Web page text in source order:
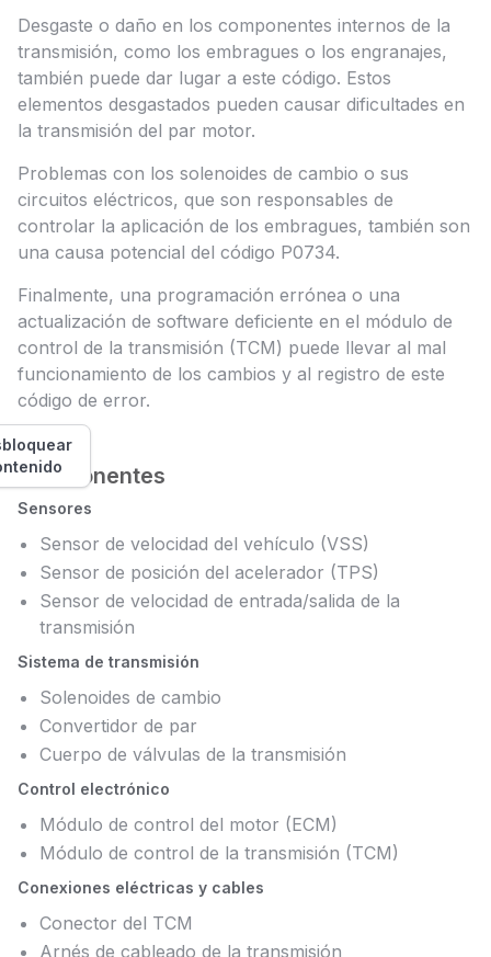
Desgaste o daño en los componentes internos de la
transmisión, como los embragues o los engranajes,
también puede dar lugar a este código. Estos
elementos desgastados pueden causar dificultades en
la transmisión del par motor.
Problemas con los solenoides de cambio o sus
circuitos eléctricos, que son responsables de
controlar la aplicación de los embragues, también son
una causa potencial del código P0734.
Finalmente, una programación errónea o una
actualización de software deficiente en el módulo de
control de la transmisión (TCM) puede llevar al mal
funcionamiento de los cambios y al registro de este
código de error.
Componentes
Sensores
Sensor de velocidad del vehículo (VSS)
Sensor de posición del acelerador (TPS)
Sensor de velocidad de entrada/salida de la
transmisión
Sistema de transmisión
Solenoides de cambio
Convertidor de par
Cuerpo de válvulas de la transmisión
Control electrónico
Módulo de control del motor (ECM)
Módulo de control de la transmisión (TCM)
Conexiones eléctricas y cables
Conector del TCM
Arnés de cableado de la transmisión